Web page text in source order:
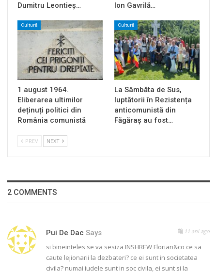
Dumitru Leontieș…
Ion Gavrilă…
Cultură
1 august 1964.
Eliberarea ultimilor
deținuți politici din
România comunistă
Cultură
La Sâmbăta de Sus,
luptătorii în Rezistența
anticomunistă din
Făgăraș au fost…
PREV NEXT
2 COMMENTS
Pui De Dac Says 11 ani ago
si bineinteles se va sesiza INSHREW Florian&co ce sa
caute lejionarii la dezbateri? ce ei sunt in societatea
civila? numai iudele sunt in soc civila, ei sunt si la